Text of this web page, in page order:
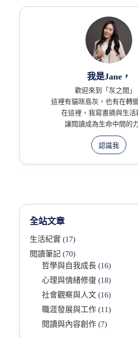
我是Jane，
歡迎來到「灰之間」
這裡有貓咪島灰，也有在轉
在這裡，我寫書摘與生活
讓閱讀成為生命中間的
認識我
全站文章
生活紀實 (17)
閱讀筆記 (70)
哲學與自我成長 (16)
心理與情緒修復 (18)
社會觀察與人文 (16)
職涯發展與工作 (11)
閱讀與內容創作 (7)